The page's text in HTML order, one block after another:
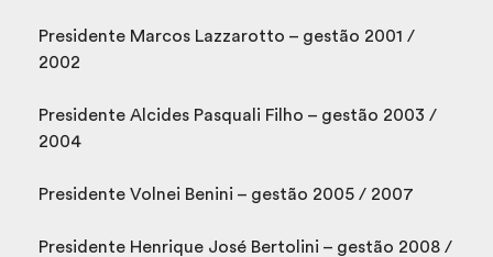
Presidente Marcos Lazzarotto – gestão 2001 /
2002
Presidente Alcides Pasquali Filho – gestão 2003 /
2004
Presidente Volnei Benini – gestão 2005 / 2007
Presidente Henrique José Bertolini – gestão 2008 /